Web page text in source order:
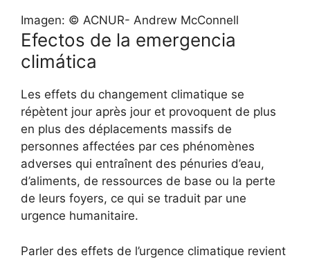
Imagen: © ACNUR- Andrew McConnell
Efectos de la emergencia
climática
Les effets du changement climatique se
répètent jour après jour et provoquent de plus
en plus des déplacements massifs de
personnes affectées par ces phénomènes
adverses qui entraînent des pénuries d’eau,
d’aliments, de ressources de base ou la perte
de leurs foyers, ce qui se traduit par une
urgence humanitaire.
Parler des effets de l’urgence climatique revient